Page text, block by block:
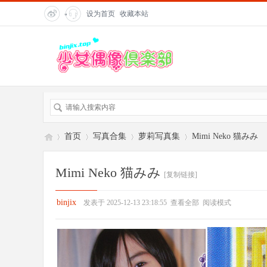
"
"在
线客
服">
设为首页 收藏本站
首页 写真合集 萝莉写真集 Mimi Neko 猫みみ
Mimi Neko 猫みみ [复制链接]
binjix 发表于 2025-12-13 23:18:55 查看全部 阅读模式